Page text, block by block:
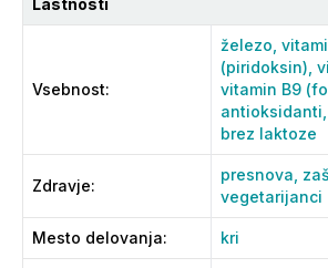
Lastnosti
Vsebnost:
železo,
(piridoksin),
vitamin B9
antioksidanti,
brez laktoze
Zdravje:
presnova,
vegetarijanci
Mesto delovanja: kri